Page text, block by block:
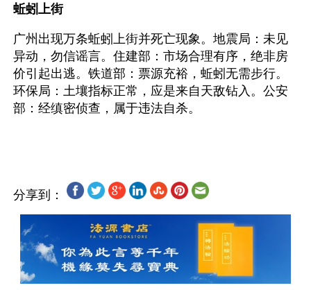
蚯蚓上街
广州出现万条蚯蚓上街并死亡现象。地震局：未见
异动，勿信谣言。住建部：市场合理有序，绝非房
价引起出逃。铁道部：票源充裕，蚯蚓无需步行。
环保局：土壤指标正常，应是来自天敌钻入。公安
部：经缜密侦查，属于违法自杀。
分享到：